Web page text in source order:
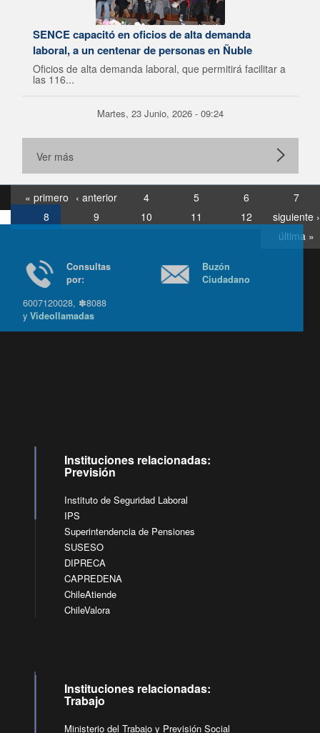
SENCE capacitó en oficios de alta demanda
laboral, a un centenar de personas en Ñuble
Oficios de alta demanda laboral, que permitirá facilitar a
las 116...
Martes, 23 Junio, 2026 - 09:24
Ver más
« primero ‹ anterior 4 5 6
7
8
9 10 11 12
siguiente ›
última »
Consultas
por:
6007120028, ✽8088
yVideollamadas
Buzón
Ciudadano
Instituciones relacionadas:
Previsión
Instituto de Seguridad Laboral
IPS
Superintendencia de Pensiones
SUSESO
DIPRECA
CAPREDENA
ChileAtiende
ChileValora
Instituciones relacionadas:
Trabajo
Ministerio del Trabajo y Previsión Social